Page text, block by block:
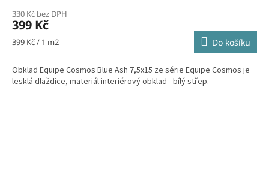
330 Kč bez DPH
399 Kč
Měrná
399 Kč / 1 m2 Do košíku
Obklad Equipe Cosmos Blue Ash 7,5x15 ze série Equipe Cosmos je
lesklá dlaždice, materiál interiérový obklad - bílý střep.